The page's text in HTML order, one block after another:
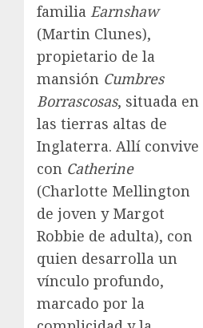
familia Earnshaw
(Martin Clunes),
propietario de la
mansión Cumbres
Borrascosas, situada en
las tierras altas de
Inglaterra. Allí convive
con Catherine
(Charlotte Mellington
de joven y Margot
Robbie de adulta), con
quien desarrolla un
vínculo profundo,
marcado por la